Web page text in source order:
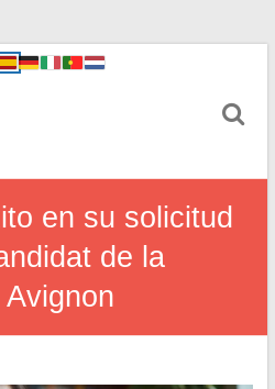
en su solicitud
de la